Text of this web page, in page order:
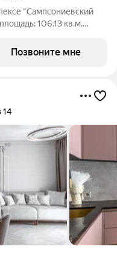
"Сампсониевский
106.13 кв.м.
- распашонка,
Позвоните мне
14